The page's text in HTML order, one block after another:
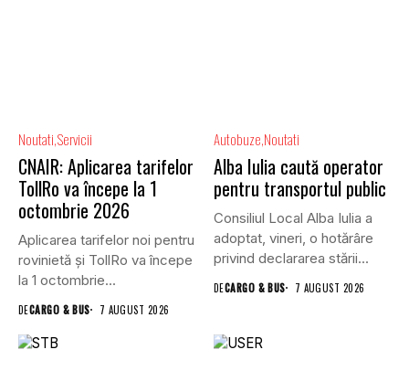
Noutati Servicii
CNAIR: Aplicarea tarifelor
TollRo va începe la 1
octombrie 2026
Aplicarea tarifelor noi pentru
rovinietă și TollRo va începe
la 1 octombrie...
DECARGO & BUS 7 AUGUST 2026
Autobuze Noutati
Alba Iulia caută operator
pentru transportul public
Consiliul Local Alba Iulia a
adoptat, vineri, o hotărâre
privind declararea stării...
DECARGO & BUS 7 AUGUST 2026